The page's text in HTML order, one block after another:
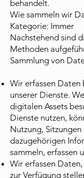
behandelt.
Wie sammeln wir
Kategorie: Immer
Nachstehend sind
Methoden
Sammlung von
Wir erfassen
unserer Dienste.
digitalen Assets
Dienste nutzen,
Nutzung,
dazugehörigen
sammeln, erfassen
Wir erfassen
zur Verfügung